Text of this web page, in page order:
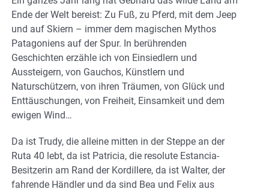
Ende der Welt bereist: Zu Fuß, zu Pferd, mit dem Jeep
und auf Skiern – immer dem magischen Mythos
Patagoniens auf der Spur. In berührenden
Geschichten erzähle ich von Einsiedlern und
Aussteigern, von Gauchos, Künstlern und
Naturschützern, von ihren Träumen, von Glück und
Enttäuschungen, von Freiheit, Einsamkeit und dem
ewigen Wind…
Da ist Trudy, die alleine mitten in der Steppe an der
Ruta 40 lebt, da ist Patricia, die resolute Estancia-
Besitzerin am Rand der Kordillere, da ist Walter, der
fahrende Händler und da sind Bea und Felix aus